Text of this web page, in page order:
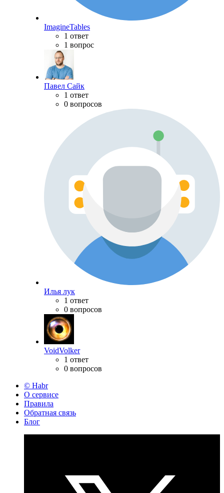
ImagineTables
1 ответ
1 вопрос
Павел Сайк
1 ответ
0 вопросов
Илья лук
1 ответ
0 вопросов
VoidVolker
1 ответ
0 вопросов
© Habr
О сервисе
Правила
Обратная связь
Блог